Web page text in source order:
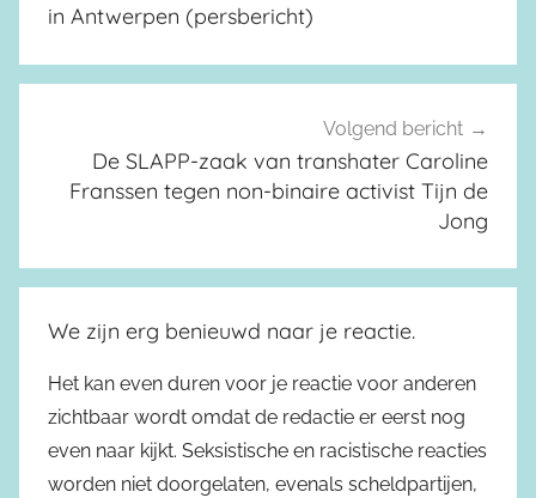
in Antwerpen (persbericht)
Volgend bericht
De SLAPP-zaak van transhater Caroline
Franssen tegen non-binaire activist Tijn de
Jong
We zijn erg benieuwd naar je reactie.
Het kan even duren voor je reactie voor anderen
zichtbaar wordt omdat de redactie er eerst nog
even naar kijkt. Seksistische en racistische reacties
worden niet doorgelaten, evenals scheldpartijen,